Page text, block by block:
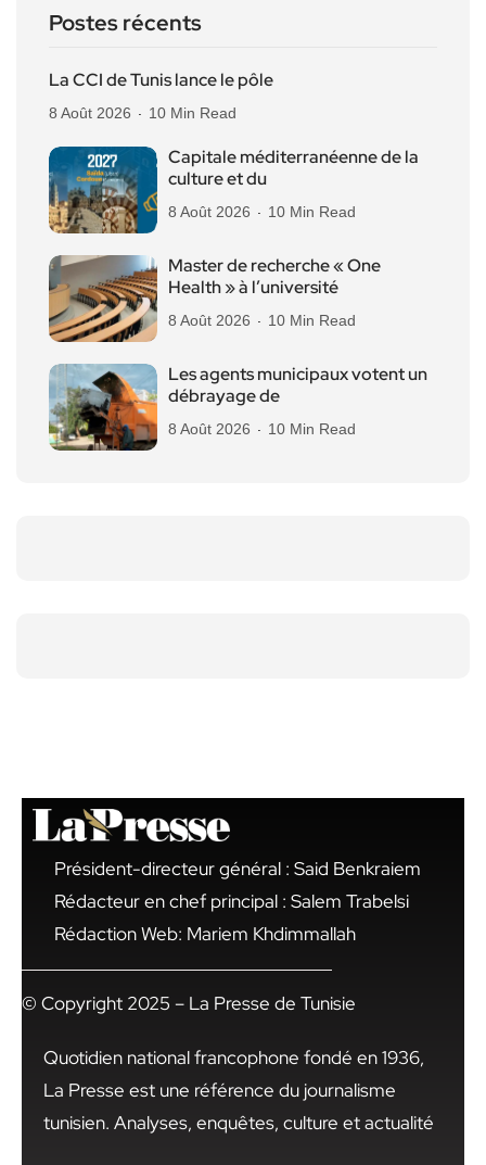
Postes récents
La CCI de Tunis lance le pôle
8 Août 2026 10 Min Read
Capitale méditerranéenne de la
culture et du
8 Août 2026 10 Min Read
Master de recherche « One
Health » à l’université
8 Août 2026 10 Min Read
Les agents municipaux votent un
débrayage de
8 Août 2026 10 Min Read
Président-directeur général : Said Benkraiem
Rédacteur en chef principal : Salem Trabelsi
Rédaction Web: Mariem Khdimmallah
© Copyright 2025 – La Presse de Tunisie
Quotidien national francophone fondé en 1936,
La Presse est une référence du journalisme
tunisien. Analyses, enquêtes, culture et actualité